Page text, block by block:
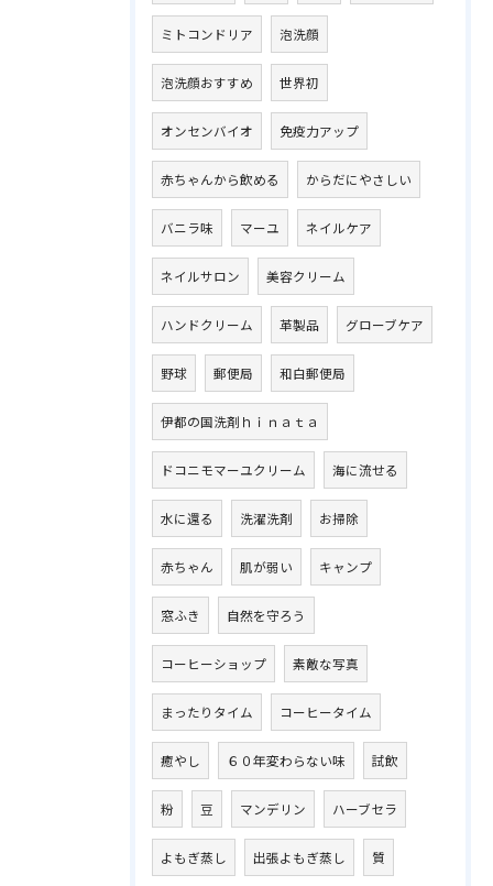
ミトコンドリア 泡洗顔
泡洗顔おすすめ 世界初
オンセンバイオ 免疫力アップ
赤ちゃんから飲める からだにやさしい
バニラ味 マーユ ネイルケア
ネイルサロン 美容クリーム
ハンドクリーム 革製品 グローブケア
野球 郵便局 和白郵便局
伊都の国洗剤ｈｉｎａｔａ
ドコニモマーユクリーム 海に流せる
水に還る 洗濯洗剤 お掃除
赤ちゃん 肌が弱い キャンプ
窓ふき 自然を守ろう
コーヒーショップ 素敵な写真
まったりタイム コーヒータイム
癒やし ６０年変わらない味 試飲
粉 豆 マンデリン ハーブセラ
よもぎ蒸し 出張よもぎ蒸し 質